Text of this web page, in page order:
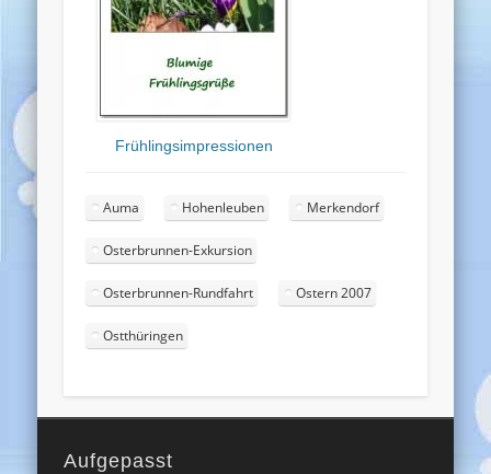
Frühlingsimpressionen
Auma Hohenleuben Merkendorf
Osterbrunnen-Exkursion
Osterbrunnen-Rundfahrt Ostern 2007
Ostthüringen
Aufgepasst